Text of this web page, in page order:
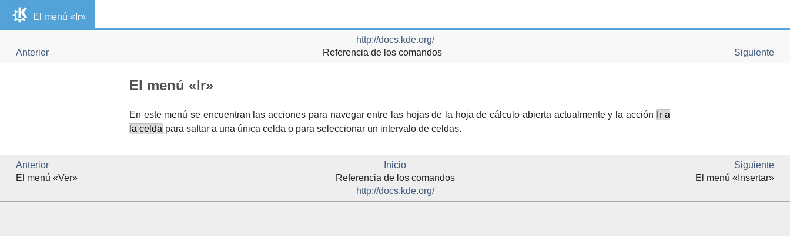
El menú «Ir»
http://docs.kde.org/
Anterior
Referencia de los comandos Siguiente
El menú «Ir»
En este menú se encuentran las acciones para navegar entre las hojas de la hoja de cálculo abierta actualmente y la acción
Ir a
la celda para saltar a una única celda o para seleccionar un intervalo de celdas.
Anterior Inicio
Siguiente
El menú «Ver»
Referencia de los comandos
El menú «Insertar»
http://docs.kde.org/